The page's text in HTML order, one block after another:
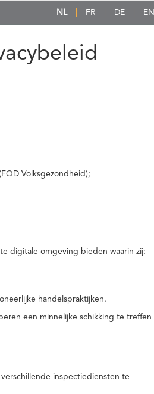
NL FR DE EN
Volksgezondheid);
digitale omgeving bieden waarin zij:
handelspraktijken.
een minnelijke schikking te treffen
inspectiediensten te